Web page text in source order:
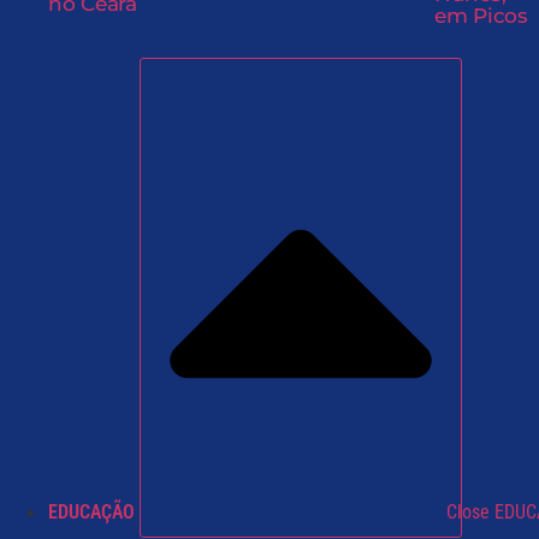
em Picos
EDUCAÇÃO Close